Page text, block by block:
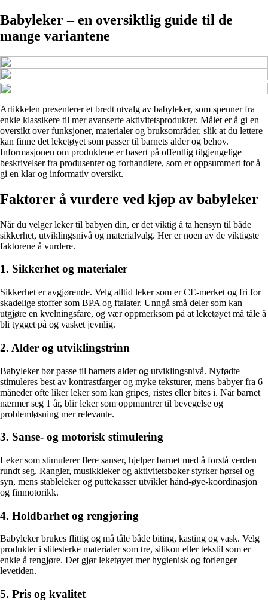
Babyleker – en oversiktlig guide til de
mange variantene
Artikkelen presenterer et bredt utvalg av babyleker, som spenner fra
enkle klassikere til mer avanserte aktivitetsprodukter. Målet er å gi en
oversikt over funksjoner, materialer og bruksområder, slik at du lettere
kan finne det leketøyet som passer til barnets alder og behov.
Informasjonen om produktene er basert på offentlig tilgjengelige
beskrivelser fra produsenter og forhandlere, som er oppsummert for å
gi en klar og informativ oversikt.
Faktorer å vurdere ved kjøp av babyleker
Når du velger leker til babyen din, er det viktig å ta hensyn til både
sikkerhet, utviklingsnivå og materialvalg. Her er noen av de viktigste
faktorene å vurdere.
1. Sikkerhet og materialer
Sikkerhet er avgjørende. Velg alltid leker som er CE-merket og fri for
skadelige stoffer som BPA og ftalater. Unngå små deler som kan
utgjøre en kvelningsfare, og vær oppmerksom på at leketøyet må tåle å
bli tygget på og vasket jevnlig.
2. Alder og utviklingstrinn
Babyleker bør passe til barnets alder og utviklingsnivå. Nyfødte
stimuleres best av kontrastfarger og myke teksturer, mens babyer fra 6
måneder ofte liker leker som kan gripes, ristes eller bites i. Når barnet
nærmer seg 1 år, blir leker som oppmuntrer til bevegelse og
problemløsning mer relevante.
3. Sanse- og motorisk stimulering
Leker som stimulerer flere sanser, hjelper barnet med å forstå verden
rundt seg. Rangler, musikkleker og aktivitetsbøker styrker hørsel og
syn, mens stableleker og puttekasser utvikler hånd-øye-koordinasjon
og finmotorikk.
4. Holdbarhet og rengjøring
Babyleker brukes flittig og må tåle både biting, kasting og vask. Velg
produkter i slitesterke materialer som tre, silikon eller tekstil som er
enkle å rengjøre. Det gjør leketøyet mer hygienisk og forlenger
levetiden.
5. Pris og kvalitet